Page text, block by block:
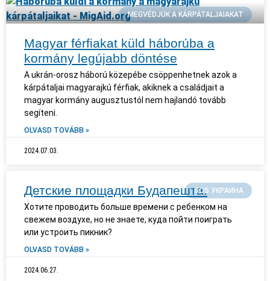
MEGVÉDJÜK A KÁRPÁTALJAIAKAT
Magyar férfiakat küld háborúba a
kormány legújabb döntése
A ukrán-orosz háború közepébe csöppenhetnek azok a
kárpátaljai magyarajkú férfiak, akiknek a családjait a
magyar kormány augusztustól nem hajlandó tovább
segíteni.
OLVASD TOVÁBB »
2024.07.03.
SOS УКРАИНА
Детские площадки Будапешта.
Хотите проводить больше времени с ребенком на
свежем воздухе, но не знаете, куда пойти поиграть
или устроить пикник?
OLVASD TOVÁBB »
2024.06.27.